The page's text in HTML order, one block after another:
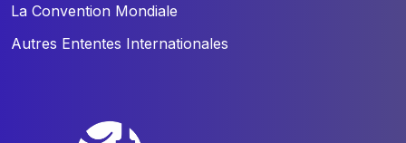
La Convention Mondiale
Autres Ententes Internationales